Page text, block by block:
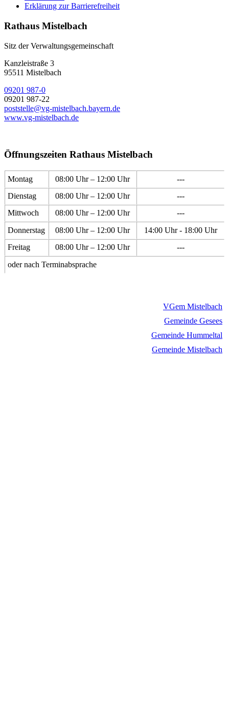
Erklärung zur Barrierefreiheit
Rathaus Mistelbach
Sitz der Verwaltungsgemeinschaft
Kanzleistraße 3
95511 Mistelbach
09201 987-0
09201 987-22
poststelle@vg-mistelbach.bayern.de
www.vg-mistelbach.de
Öffnungszeiten Rathaus Mistelbach
Montag 08:00 Uhr – 12:00 Uhr
---
Dienstag
08:00 Uhr – 12:00 Uhr
---
Mittwoch
08:00 Uhr – 12:00 Uhr
---
Donnerstag
08:00 Uhr – 12:00 Uhr
14:00 Uhr - 18:00 Uhr
Freitag
08:00 Uhr – 12:00 Uhr
---
oder nach Terminabsprache
VGem Mistelbach
Gemeinde Gesees
Gemeinde Hummeltal
Gemeinde Mistelbach